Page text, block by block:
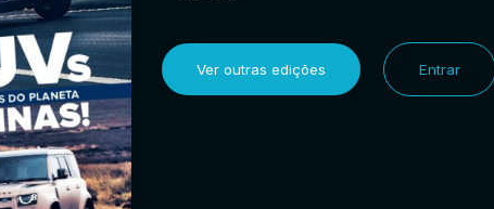
Ver outras edições Entrar